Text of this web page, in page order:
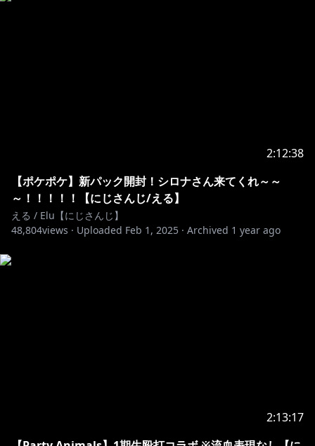
2:12:38
【ポケポケ】新パック開封！シロナさん来てくれ～～
～！！！！！【にじさんじ/える】
える / Elu【にじさんじ】
48,804views · Uploaded Feb 1, 2025 · Archived 1 year ago
2:13:17